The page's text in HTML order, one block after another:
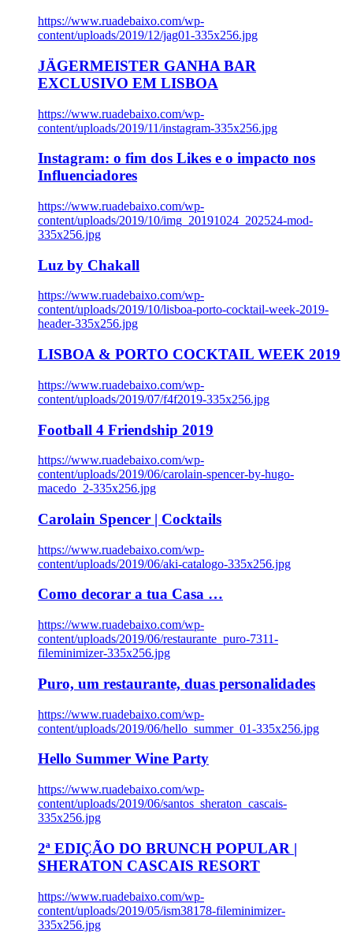
https://www.ruadebaixo.com/wp-
content/uploads/2019/12/jag01-335x256.jpg
JÄGERMEISTER GANHA BAR
EXCLUSIVO EM LISBOA
https://www.ruadebaixo.com/wp-
content/uploads/2019/11/instagram-335x256.jpg
Instagram: o fim dos Likes e o impacto nos
Influenciadores
https://www.ruadebaixo.com/wp-
content/uploads/2019/10/img_20191024_202524-mod-
335x256.jpg
Luz by Chakall
https://www.ruadebaixo.com/wp-
content/uploads/2019/10/lisboa-porto-cocktail-week-2019-
header-335x256.jpg
LISBOA & PORTO COCKTAIL WEEK 2019
https://www.ruadebaixo.com/wp-
content/uploads/2019/07/f4f2019-335x256.jpg
Football 4 Friendship 2019
https://www.ruadebaixo.com/wp-
content/uploads/2019/06/carolain-spencer-by-hugo-
macedo_2-335x256.jpg
Carolain Spencer | Cocktails
https://www.ruadebaixo.com/wp-
content/uploads/2019/06/aki-catalogo-335x256.jpg
Como decorar a tua Casa …
https://www.ruadebaixo.com/wp-
content/uploads/2019/06/restaurante_puro-7311-
fileminimizer-335x256.jpg
Puro, um restaurante, duas personalidades
https://www.ruadebaixo.com/wp-
content/uploads/2019/06/hello_summer_01-335x256.jpg
Hello Summer Wine Party
https://www.ruadebaixo.com/wp-
content/uploads/2019/06/santos_sheraton_cascais-
335x256.jpg
2ª EDIÇÃO DO BRUNCH POPULAR |
SHERATON CASCAIS RESORT
https://www.ruadebaixo.com/wp-
content/uploads/2019/05/ism38178-fileminimizer-
335x256.jpg